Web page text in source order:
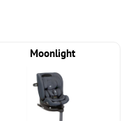
Moonlight